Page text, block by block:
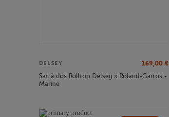
DELSEY 169,00 €
Sac à dos Rolltop Delsey x Roland-Garros -
Marine